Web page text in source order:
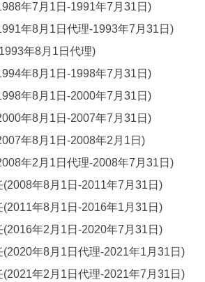
年7月1日-1991年7月31日)
年8月1日代理-1993年7月31日)
年8月1日代理)
年8月1日-1998年7月31日)
年8月1日-2000年7月31日)
年8月1日-2007年7月31日)
年8月1日-2008年2月1日)
年2月1日代理-2008年7月31日)
年8月1日-2011年7月31日)
年8月1日-2016年1月31日)
年2月1日-2020年7月31日)
年8月1日代理-2021年1月31日)
年2月1日代理-2021年7月31日)